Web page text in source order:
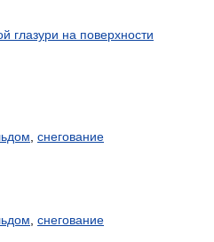
глазури на поверхности
снегование
снегование